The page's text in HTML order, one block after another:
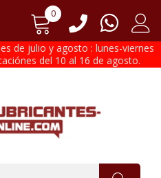
0
de julio y agosto : lunes-viernes
del 10 al 16 de agosto.